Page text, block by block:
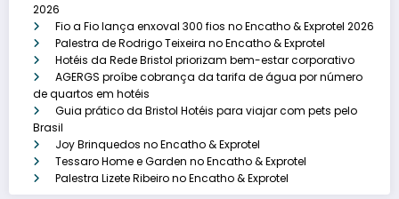
2026
Fio a Fio lança enxoval 300 fios no Encatho & Exprotel 2026
Palestra de Rodrigo Teixeira no Encatho & Exprotel
Hotéis da Rede Bristol priorizam bem-estar corporativo
AGERGS proíbe cobrança da tarifa de água por número
de quartos em hotéis
Guia prático da Bristol Hotéis para viajar com pets pelo
Brasil
Joy Brinquedos no Encatho & Exprotel
Tessaro Home e Garden no Encatho & Exprotel
Palestra Lizete Ribeiro no Encatho & Exprotel